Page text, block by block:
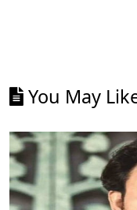
You May